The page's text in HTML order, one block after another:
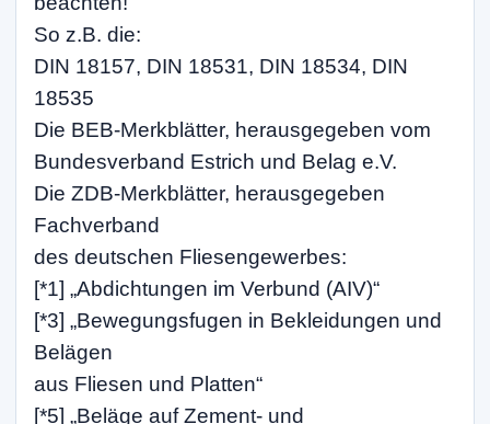
So z.B. die:
DIN 18157, DIN 18531, DIN 18534, DIN
18535
Die BEB-Merkblätter, herausgegeben vom
Bundesverband Estrich und Belag e.V.
Die ZDB-Merkblätter, herausgegeben
Fachverband
des deutschen Fliesengewerbes:
[*1] „Abdichtungen im Verbund (AIV)“
[*3] „Bewegungsfugen in Bekleidungen und
Belägen
aus Fliesen und Platten“
[*5] „Beläge auf Zement- und